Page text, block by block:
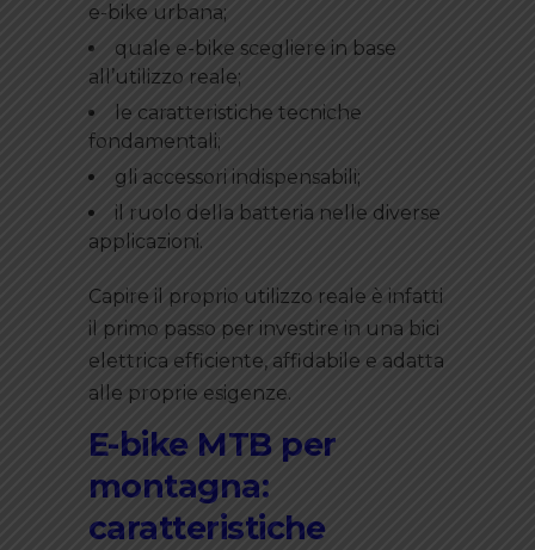
e-bike urbana;
quale e-bike scegliere in base
all’utilizzo reale;
le caratteristiche tecniche
fondamentali;
gli accessori indispensabili;
il ruolo della batteria nelle diverse
applicazioni.
Capire il proprio utilizzo reale è infatti
il primo passo per investire in una bici
elettrica efficiente, affidabile e adatta
alle proprie esigenze.
E-bike MTB per
montagna:
caratteristiche